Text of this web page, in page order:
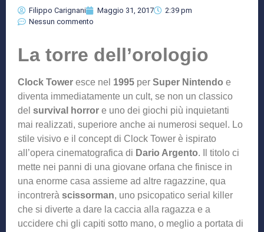
Filippo Carignani Maggio 31, 2017
2:39 pm
Nessun commento
La torre dell’orologio
Clock Tower esce nel 1995 per Super Nintendo e
diventa immediatamente un cult, se non un classico
del survival horror e uno dei giochi più inquietanti
mai realizzati, superiore anche ai numerosi sequel. Lo
stile visivo e il concept di Clock Tower è ispirato
all’opera cinematografica di Dario Argento. Il titolo ci
mette nei panni di una giovane orfana che finisce in
una enorme casa assieme ad altre ragazzine, qua
incontrerà scissorman, uno psicopatico serial killer
che si diverte a dare la caccia alla ragazza e a
uccidere chi gli capiti sotto mano, o meglio a portata di